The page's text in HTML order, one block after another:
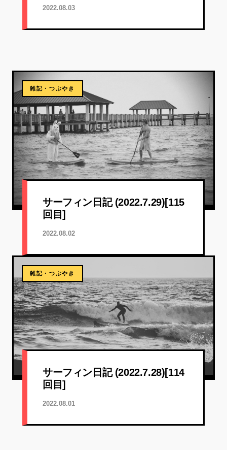
2022.08.03
雑記・つぶやき
サーフィン日記 (2022.7.29)[115
回目]
2022.08.02
雑記・つぶやき
サーフィン日記 (2022.7.28)[114
回目]
2022.08.01